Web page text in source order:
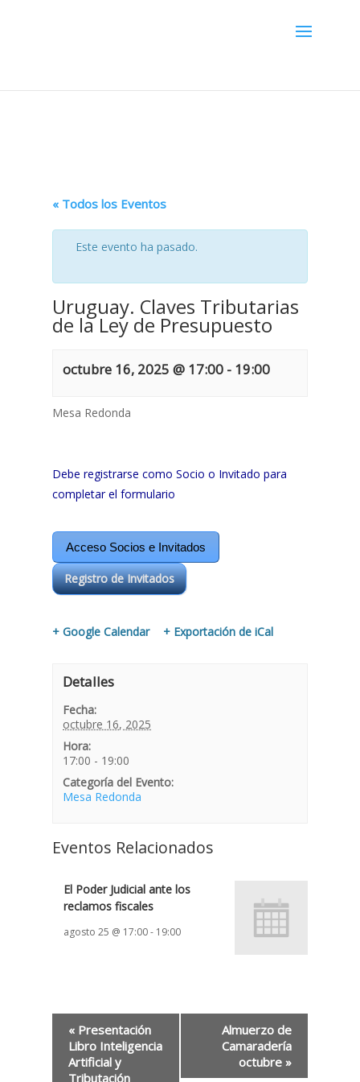
« Todos los Eventos
Este evento ha pasado.
Uruguay. Claves Tributarias
de la Ley de Presupuesto
octubre 16, 2025 @ 17:00- 19:00
Mesa Redonda
Debe registrarse como Socio o Invitado para
completar el formulario
Acceso Socios e Invitados
Registro de Invitados
+ Google Calendar + Exportación de iCal
Detalles
Fecha:
octubre 16, 2025
Hora:
17:00 - 19:00
Categoría del Evento:
Mesa Redonda
Eventos Relacionados
El Poder Judicial ante los
reclamos fiscales
agosto 25 @ 17:00- 19:00
«Presentación
Libro Inteligencia
Artificial y
Tributación
Almuerzo de
Camaradería
octubre»